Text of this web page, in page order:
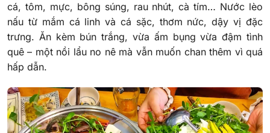
cá, tôm, mực, bông súng, rau nhút, cà tím… Nước lèo
nấu từ mắm cá linh và cá sặc, thơm nức, dậy vị đặc
trưng. Ăn kèm bún trắng, vừa ấm bụng vừa đậm tình
quê – một nồi lẩu no nê mà vẫn muốn chan thêm vì quá
hấp dẫn.